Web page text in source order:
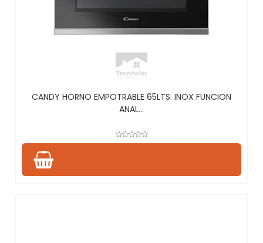
CANDY HORNO EMPOTRABLE 65LTS. INOX FUNCION
ANAL...